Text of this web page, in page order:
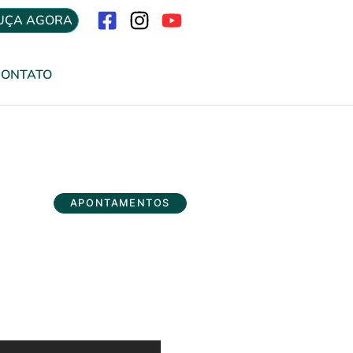
AGORA
APONTAMENTOS